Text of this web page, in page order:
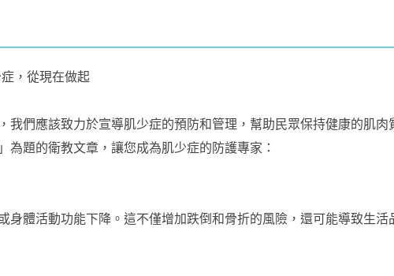
，從現在做起
我們應該致力於宣導肌少症的預防和管理，幫助民眾保持健康的肌肉
題的衛教文章，讓您成為肌少症的防護專家：
身體活動功能下降。這不僅增加跌倒和骨折的風險，還可能導致生